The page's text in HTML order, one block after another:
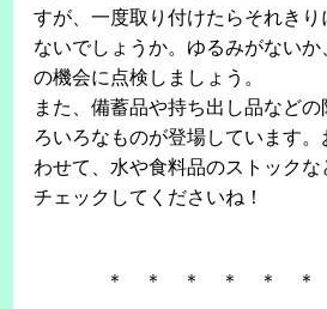
すが、一度取り付けたらそれき
ないでしょうか。ゆるみがないか
の機会に点検しましょう。
また、備蓄品や持ち出し品など
ろいろなものが登場しています
わせて、水や食料品のストックな
チェックしてくださいね！
＊ ＊ ＊ ＊ ＊ ＊